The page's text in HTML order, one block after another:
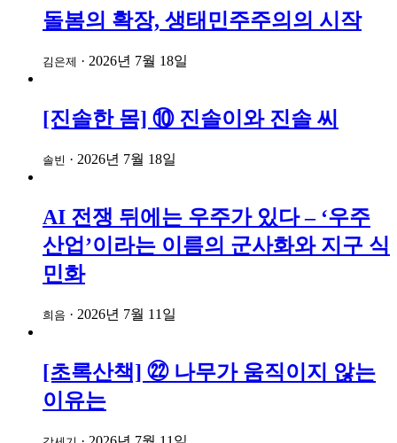
돌봄의 확장, 생태민주주의의 시작
김은제 · 2026년 7월 18일
[진솔한 몸] ⑩ 진솔이와 진솔 씨
솔빈 · 2026년 7월 18일
AI 전쟁 뒤에는 우주가 있다 – ‘우주
산업’이라는 이름의 군사화와 지구 식
민화
희음 · 2026년 7월 11일
[초록산책] ㉒ 나무가 움직이지 않는
이유는